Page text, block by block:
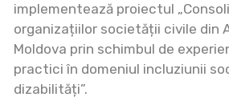
implementează proiectul
organizațiilor societății civile din
Moldova prin schimbul de
practici în domeniul incluziunii
dizabilități”.